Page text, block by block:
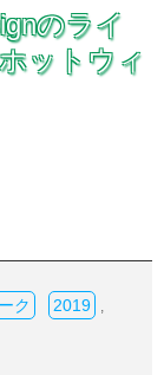
のライ
ットウィ
ク 2019